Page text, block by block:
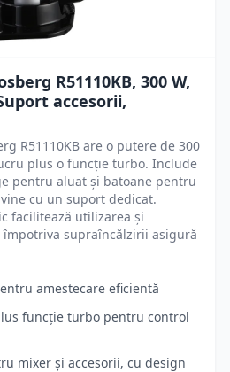
R51110KB, 300 W,
accesorii,
R51110KB are o putere de 300
plus o funcție turbo. Include
pentru aluat și batoane pentru
cu un suport dedicat.
facilitează utilizarea și
supraîncălzirii asigură
amestecare eficientă
funcție turbo pentru control
mixer și accesorii, cu design